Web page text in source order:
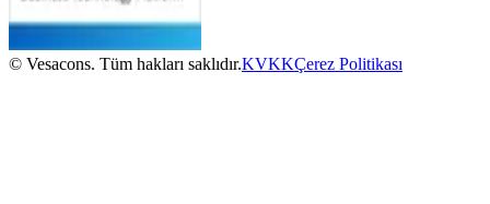
© Vesacons. Tüm hakları saklıdır.KVKKÇerez Politikası